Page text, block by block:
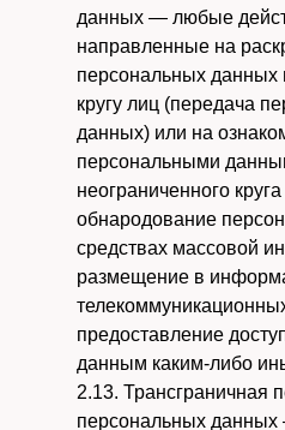
данных — любые
направленные на
персональных данных
кругу лиц (передача
данных) или на
персональными
неограниченного
обнародование
средствах массовой
размещение в
предоставление
данным каким-либо
2.13. Трансграничная
персональных